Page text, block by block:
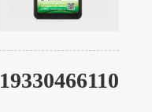
19330466110